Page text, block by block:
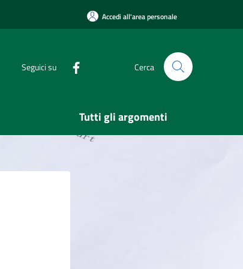
Accedi all'area personale
Seguici su Cerca
Tutti gli argomenti